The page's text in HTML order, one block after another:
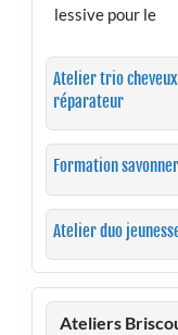
lessive pour le
Atelier trio
réparateur
Formation
Atelier duo
Ateliers